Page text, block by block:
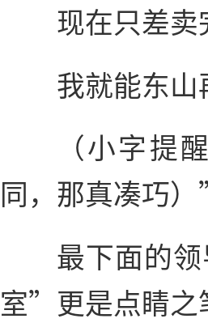
现在只差
我就能东
（小字提
同，那真凑巧）”
最下面的
室”更是点睛之